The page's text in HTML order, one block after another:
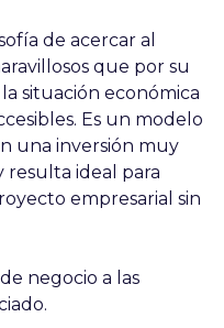
de acercar al
que por su
situación económica
Es un modelo
una inversión muy
resulta ideal para
empresarial sin
negocio a las